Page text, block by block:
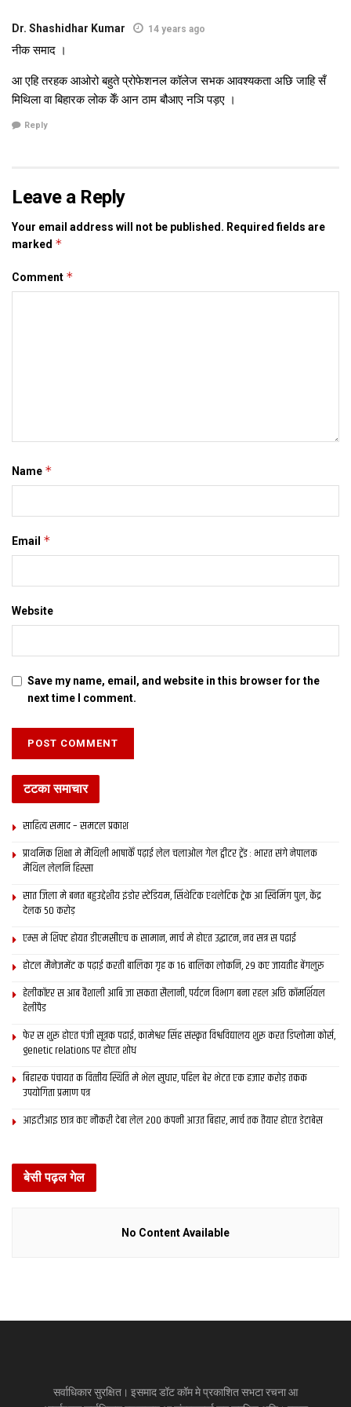
maithili newspaper mithila news
Dr. Shashidhar Kumar 14 years ago
नीक समाद ।
आ एहि तरहक आओरो बहुते प्रोफेशनल कॉलेज सभक आवश्यकता अछि जाहि सँ
मिथिला वा बिहारक लोक केँ आन ठाम बौआए नञि पड़ए ।
Reply
Leave a Reply
Your email address will not be published. Required fields are
marked *
Comment *
Name *
Email *
Website
Save my name, email, and website in this browser for the
next time I comment.
टटका समाचार
साहित्य समाद – समटल प्रकाश
प्राथमिक शि‍क्षा मे मैथि‍ली भाषाकेँ पढ़ाई लेल चलाओल गेल ट्वीटर ट्रेंड : भारत संगे नेपालक
मैथिल लेलनि हिस्सा
सात जिला मे बनत बहुउद्देशीय इंडोर स्‍टेडि‍यम, सिंथेटिक एथलेटिक ट्रेक आ स्विमिंग पुल, केंद्र
देलक 50 करोड़
एम्स मे शिफ्ट होयत डीएमसीएच क सामान, मार्च मे होएत उद्घाटन, नव सत्र स पढाई
होटल मैनेजमेंट क पढ़ाई करती बालिका गृह क 16 बालिका लोकनि, 29 कए जायतीह बेंगलुरु
हेलीकॉप्टर स आब वैशाली आबि जा सकता सैलानी, पर्यटन विभाग बना रहल अछि कॉमर्शियल
हेलीपैड
फेर स शुरू होएत पंजी सूत्रक पढाई, कामेश्वर सिंह संस्कृत विश्वविद्यालय शुरू करत डिप्लोमा कोर्स,
genetic relations पर होएत शोध
बिहारक पंचायत क वित्‍तीय स्थिति मे भेल सुधार, पहिल बेर भेटत एक हजार करोड़ तकक
उपयोगिता प्रमाण पत्र
आइटीआइ छात्र कए नौकरी देबा लेल 200 कंपनी आउत बिहार, मार्च तक तैयार होएत डेटाबेस
बेसी पढ़ल गेल
No Content Available
सर्वाधिकार सुरक्षित। इसमाद डॉट कॉम मे प्रकाशित सभटा रचना आ